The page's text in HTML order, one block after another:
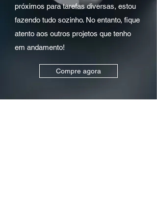
próximos para tarefas diversas, estou
fazendo tudo sozinho. No entanto, fique
atento aos outros projetos que tenho
em andamento!
Compre agora